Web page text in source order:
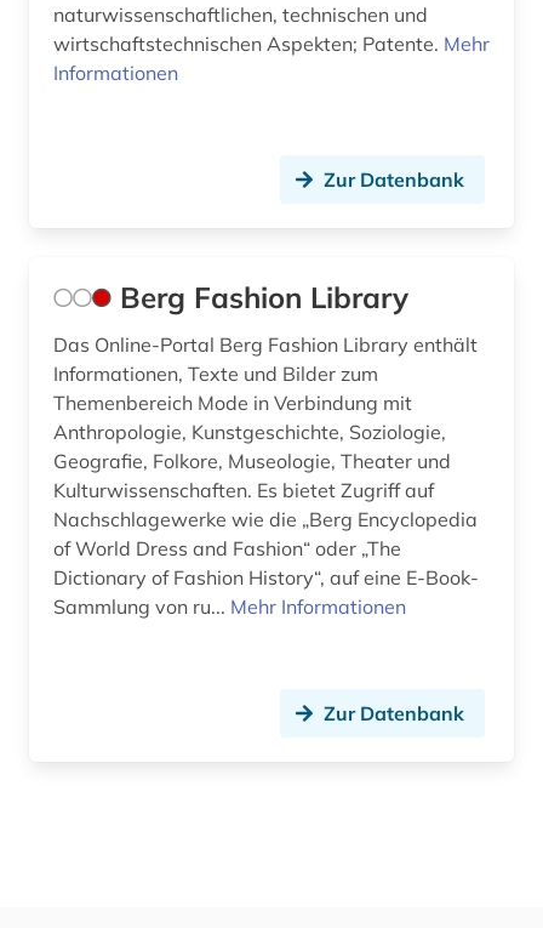
naturwissenschaftlichen, technischen und
wirtschaftstechnischen Aspekten; Patente. Mehr
Informationen
Zur Datenbank
Berg Fashion Library
Das Online-Portal Berg Fashion Library enthält
Informationen, Texte und Bilder zum
Themenbereich Mode in Verbindung mit
Anthropologie, Kunstgeschichte, Soziologie,
Geografie, Folkore, Museologie, Theater und
Kulturwissenschaften. Es bietet Zugriff auf
Nachschlagewerke wie die „Berg Encyclopedia
of World Dress and Fashion“ oder „The
Dictionary of Fashion History“, auf eine E-Book-
Sammlung von ru... Mehr Informationen
Zur Datenbank